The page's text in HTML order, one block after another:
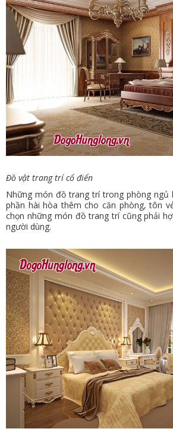
Đồ vật trang trí cổ điển
Những món đồ trang trí trong phòng ngủ
phần hài hòa thêm cho căn phòng, tôn
chọn những món đồ trang trí cũng phải
người dùng.